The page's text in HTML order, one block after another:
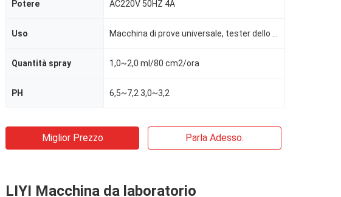
Potere AC220V 50HZ 4A
Uso
Quantità spray 1,0~2,0 ml/80 cm2/ora
PH 6,5~7,2 3,0~3,2
Miglior Prezzo Parla Adesso.
LIYI Macchina da laboratorio